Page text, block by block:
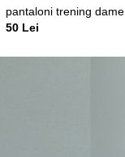
pantaloni trening dame
50 Lei